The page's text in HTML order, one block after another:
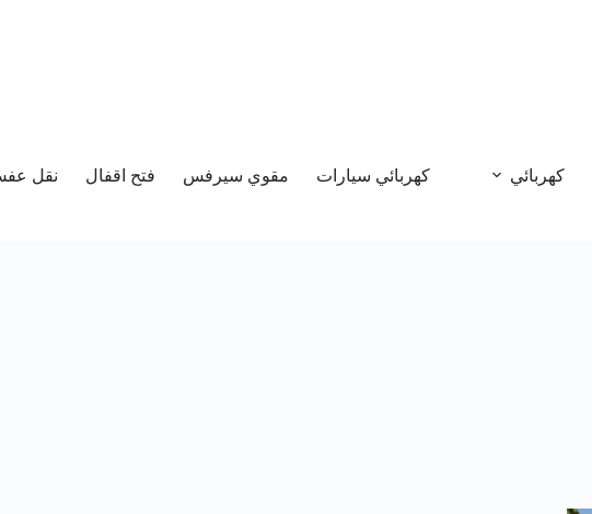
كهربائي كهربائي سيارات مقوي سيرفس فتح اقفال نقل